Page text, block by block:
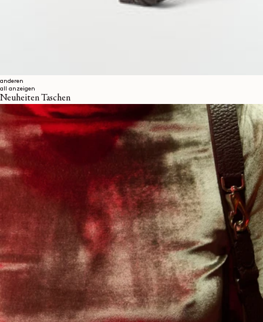
anderen
all anzeigen
Neuheiten Taschen